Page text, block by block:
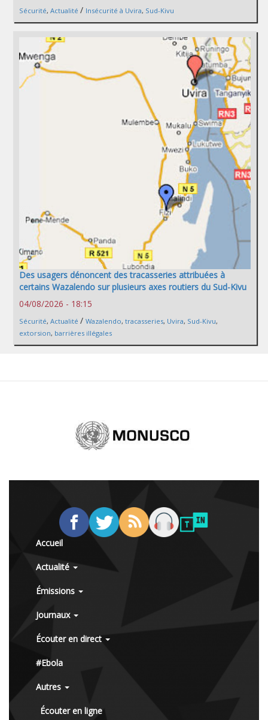
Sécurité, Actualité / Insécurité à Uvira, Sud-Kivu
Des usagers dénoncent des tracasseries attribuées à
certains Wazalendo sur plusieurs axes routiers du Sud-Kivu
04/08/2026 - 18:15
Sécurité, Actualité / Wazalendo, tracasseries, Uvira, Sud-Kivu,
extorsion, barrières illégales
Accueil
Actualité
Émissions
Journaux
Écouter en direct
#Ebola
Autres
Écouter en ligne